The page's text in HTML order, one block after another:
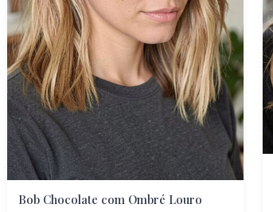
Bob Chocolate com Ombré Louro